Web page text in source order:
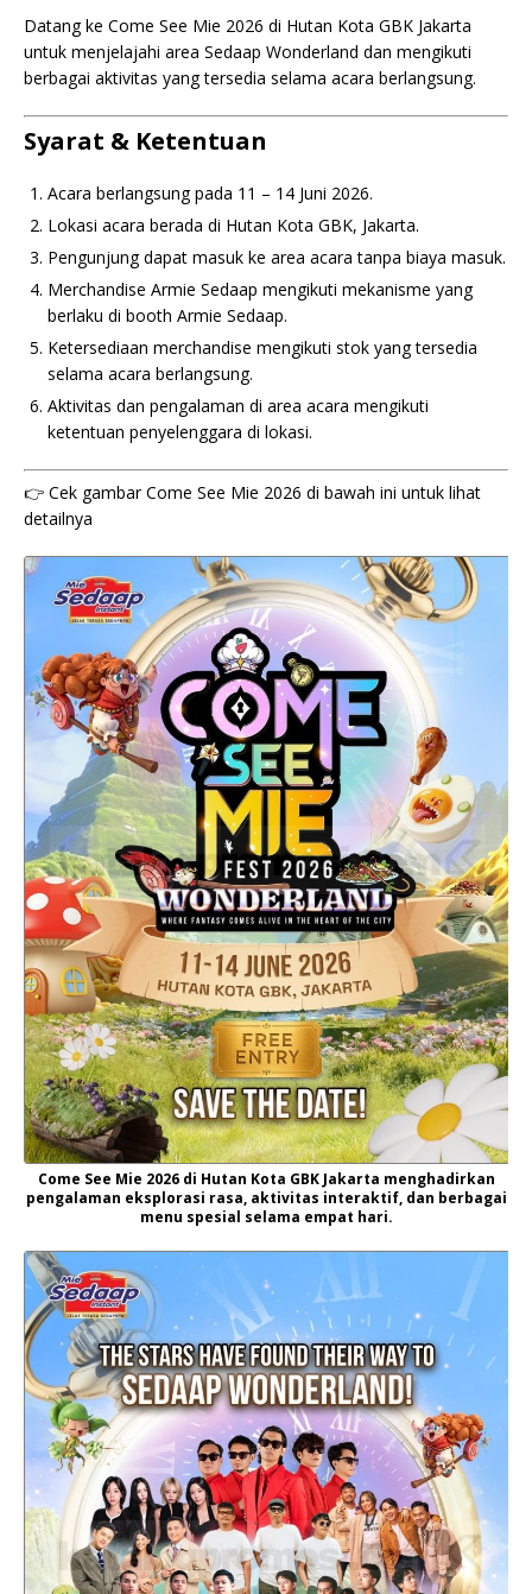
Datang ke Come See Mie 2026 di Hutan Kota GBK Jakarta
untuk menjelajahi area Sedaap Wonderland dan mengikuti
berbagai aktivitas yang tersedia selama acara berlangsung.
Syarat & Ketentuan
Acara berlangsung pada 11 – 14 Juni 2026.
Lokasi acara berada di Hutan Kota GBK, Jakarta.
Pengunjung dapat masuk ke area acara tanpa biaya masuk.
Merchandise Armie Sedaap mengikuti mekanisme yang
berlaku di booth Armie Sedaap.
Ketersediaan merchandise mengikuti stok yang tersedia
selama acara berlangsung.
Aktivitas dan pengalaman di area acara mengikuti
ketentuan penyelenggara di lokasi.
👉 Cek gambar Come See Mie 2026 di bawah ini untuk lihat
detailnya
Come See Mie 2026 di Hutan Kota GBK Jakarta menghadirkan
pengalaman eksplorasi rasa, aktivitas interaktif, dan berbagai
menu spesial selama empat hari.